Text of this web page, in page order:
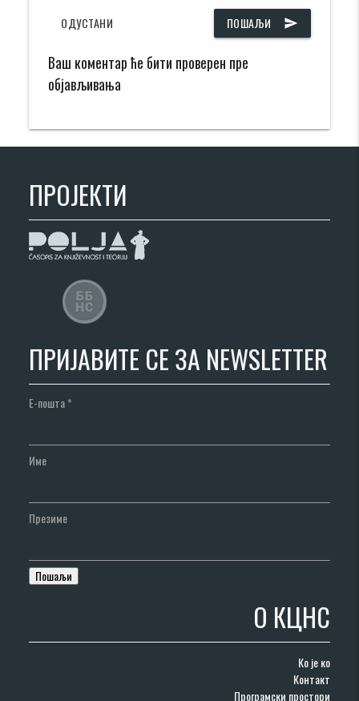
ПОШАЉИ send
ОДУСТАНИ
Ваш коментар ће бити проверен пре
објављивања
ПРОЈЕКТИ
ПРИЈАВИТЕ СЕ ЗА NEWSLETTER
Е-пошта*
Име
Презиме
О КЦНС
Ко је ко
Контакт
Програмски простори